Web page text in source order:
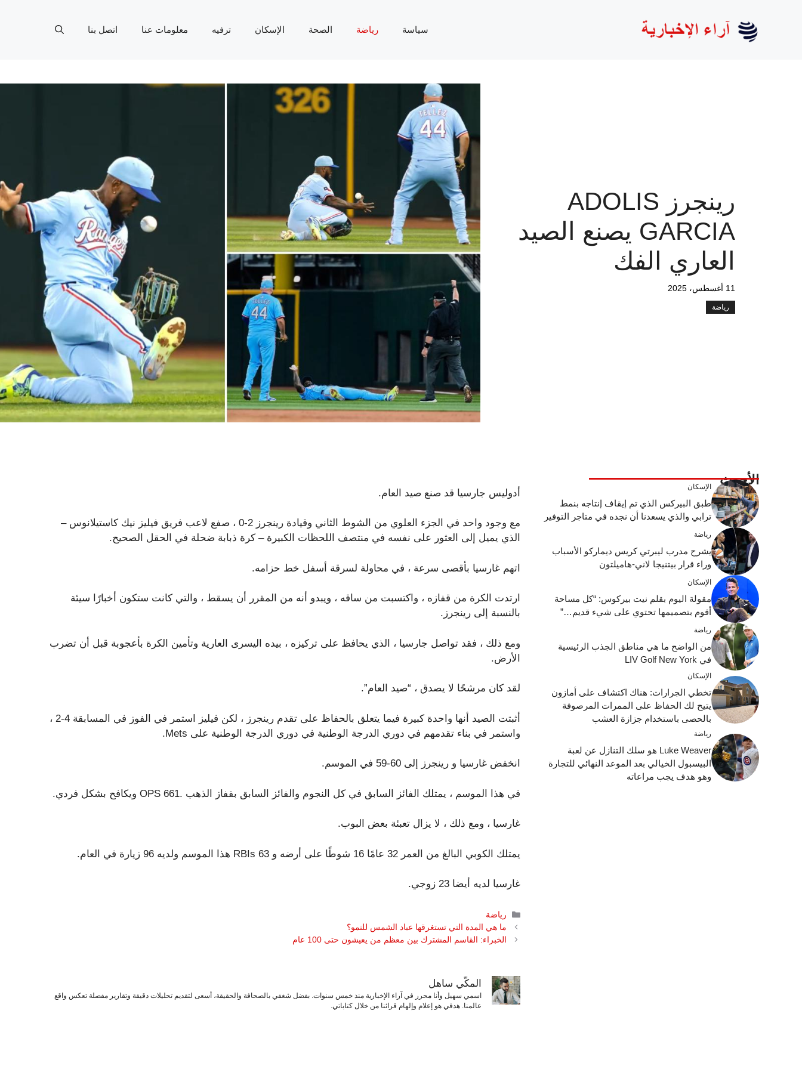
سياسة رياضة الصحة الإسكان ترفيه معلومات عنا اتصل بنا
رينجرز ADOLIS
GARCIA يصنع الصيد
العاري الفك
11 أغسطس، 2025
رياضة
أدوليس جارسيا قد صنع صيد العام.
مع وجود واحد في الجزء العلوي من الشوط الثاني وقيادة رينجرز 2-0 ، صفع لاعب فريق فيليز نيك كاستيلانوس –
الذي يميل إلى العثور على نفسه في منتصف اللحظات الكبيرة – كرة ذبابة ضحلة في الحقل الصحيح.
اتهم غارسيا بأقصى سرعة ، في محاولة لسرقة أسفل خط حزامه.
ارتدت الكرة من قفازه ، واكتسبت من ساقه ، ويبدو أنه من المقرر أن يسقط ، والتي كانت ستكون أخبارًا سيئة
بالنسبة إلى رينجرز.
ومع ذلك ، فقد تواصل جارسيا ، الذي يحافظ على تركيزه ، بيده اليسرى العارية وتأمين الكرة بأعجوبة قبل أن تضرب
الأرض.
لقد كان مرشحًا لا يصدق ، “صيد العام”.
أثبتت الصيد أنها واحدة كبيرة فيما يتعلق بالحفاظ على تقدم رينجرز ، لكن فيليز استمر في الفوز في المسابقة 4-2 ،
واستمر في بناء تقدمهم في دوري الدرجة الوطنية في دوري الدرجة الوطنية على Mets.
انخفض غارسيا و رينجرز إلى 60-59 في الموسم.
في هذا الموسم ، يمتلك الفائز السابق في كل النجوم والفائز السابق بقفاز الذهب .661 OPS ويكافح بشكل فردي.
غارسيا ، ومع ذلك ، لا يزال تعبئة بعض البوب.
يمتلك الكوبي البالغ من العمر 32 عامًا 16 شوطًا على أرضه و 63 RBIs هذا الموسم ولديه 96 زيارة في العام.
غارسيا لديه أيضا 23 زوجي.
التصنيفات
رياضة
ما هي المدة التي تستغرقها عباد الشمس للنمو؟
الخبراء: القاسم المشترك بين معظم من يعيشون حتى 100 عام
المكّي ساهل
اسمي سهيل وأنا محرر في آراء الإخبارية منذ خمس سنوات. بفضل شغفي بالصحافة والحقيقة، أسعى لتقديم تحليلات دقيقة وتقارير مفصلة تعكس واقع
عالمنا. هدفي هو إعلام وإلهام قرائنا من خلال كتاباتي.
الأحدث الإسكان
طبق البيركس الذي تم إيقاف إنتاجه بنمط
ترابي والذي يسعدنا أن نجده في متاجر التوفير
رياضة
يشرح مدرب ليبرتي كريس ديماركو الأسباب
وراء قرار بيتنيجا لاني-هاميلتون
الإسكان
مقولة اليوم بقلم نيت بيركوس: “كل مساحة
أقوم بتصميمها تحتوي على شيء قديم…”
رياضة
من الواضح ما هي مناطق الجذب الرئيسية
في LIV Golf New York
الإسكان
تخطي الجرارات: هناك اكتشاف على أمازون
يتيح لك الحفاظ على الممرات المرصوفة
بالحصى باستخدام جزازة العشب
رياضة
Luke Weaver هو سلك التنازل عن لعبة
البيسبول الخيالي بعد الموعد النهائي للتجارة
وهو هدف يجب مراعاته